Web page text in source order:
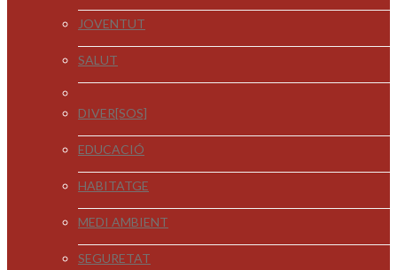
JOVENTUT
SALUT
DIVER[SOS]
EDUCACIÓ
HABITATGE
MEDI AMBIENT
SEGURETAT